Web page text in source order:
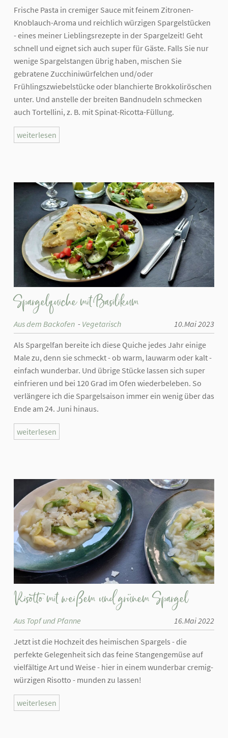
Frische Pasta in cremiger Sauce mit feinem Zitronen-
Knoblauch-Aroma und reichlich würzigen Spargelstücken
- eines meiner Lieblingsrezepte in der Spargelzeit! Geht
schnell und eignet sich auch super für Gäste. Falls Sie nur
wenige Spargelstangen übrig haben, mischen Sie
gebratene Zucchiniwürfelchen und/oder
Frühlingszwiebelstücke oder blanchierte Brokkoliröschen
unter. Und anstelle der breiten Bandnudeln schmecken
auch Tortellini, z. B. mit Spinat-Ricotta-Füllung.
weiterlesen
Spargelquiche mit Basilikum
Aus dem Backofen Vegetarisch 10.Mai 2023
Als Spargelfan bereite ich diese Quiche jedes Jahr einige
Male zu, denn sie schmeckt - ob warm, lauwarm oder kalt -
einfach wunderbar. Und übrige Stücke lassen sich super
einfrieren und bei 120 Grad im Ofen wiederbeleben. So
verlängere ich die Spargelsaison immer ein wenig über das
Ende am 24. Juni hinaus.
weiterlesen
Risotto mit weißem und grünem Spargel
Aus Topf und Pfanne 16.Mai 2022
Jetzt ist die Hochzeit des heimischen Spargels - die
perfekte Gelegenheit sich das feine Stangengemüse auf
vielfältige Art und Weise - hier in einem wunderbar cremig-
würzigen Risotto - munden zu lassen!
weiterlesen